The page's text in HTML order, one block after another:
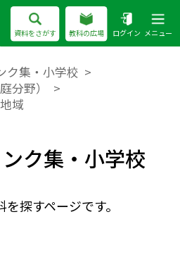
資料をさがす 教科の広場 ログイン メニュー
ク集・小学校
分野）
域
ク集・小学校
探すページです。